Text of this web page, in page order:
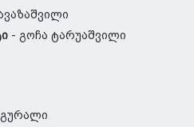
- გოჩა ტარუაშვილი